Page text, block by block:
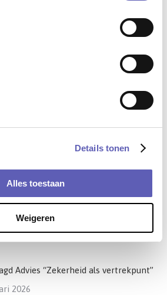
Details tonen
Alles toestaan
Weigeren
tijdens Brede
2026
aan beleid
2026
Advies “Zekerheid als vertrekpunt”
2026